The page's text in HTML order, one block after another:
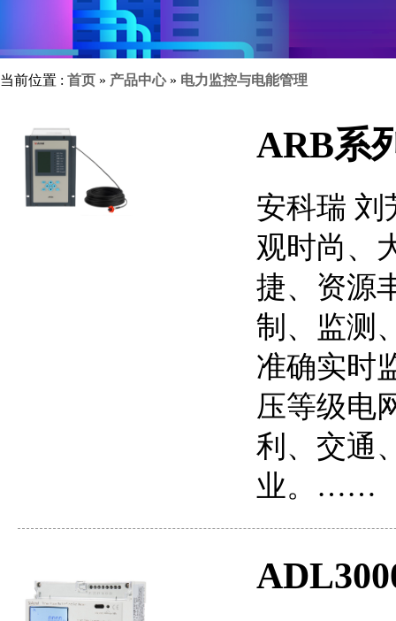
当前位置 : 首页 » 产品中心» 电力监控与电能管理
ARB系
安科瑞 刘
观时尚、
捷、资源
制、监测
准确实时
压等级电
利、交通
业。……